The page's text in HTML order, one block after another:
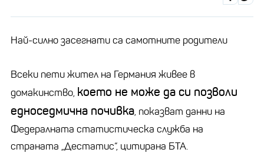
Най-силно засегнати са самотните родители
Всеки пети жител на Германия живее в
домакинство, което не може да си позволи
едноседмична почивка, показват данни на
Федералната статистическа служба на
страната „Дестатис“, цитирана БТА.